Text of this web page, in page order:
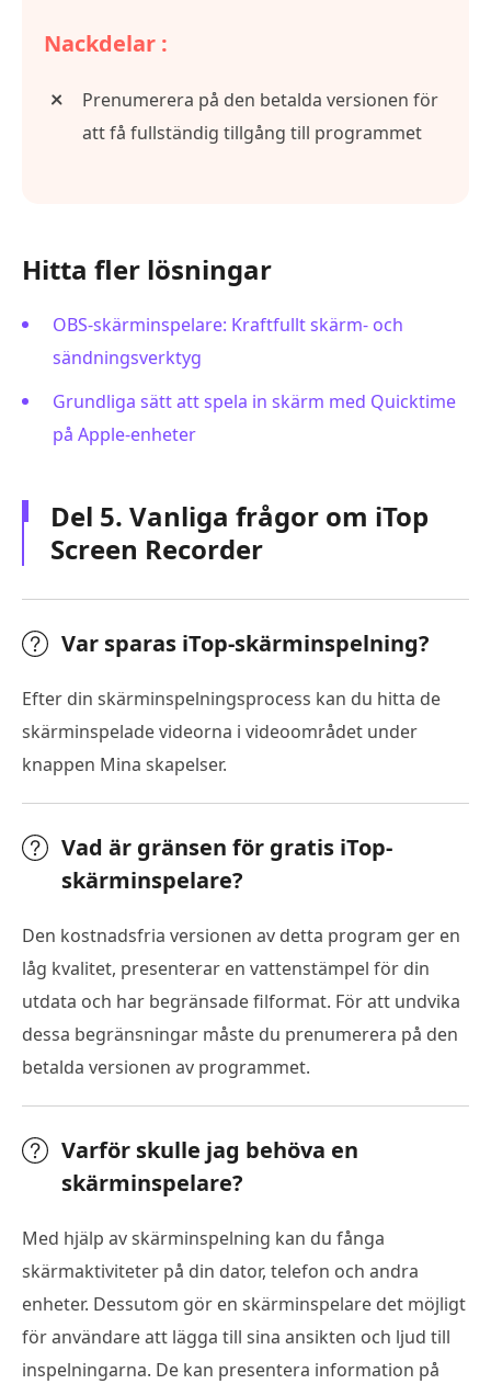
Nackdelar :
Prenumerera på den betalda versionen för
att få fullständig tillgång till programmet
Hitta fler lösningar
OBS-skärminspelare: Kraftfullt skärm- och
sändningsverktyg
Grundliga sätt att spela in skärm med Quicktime
på Apple-enheter
Del 5. Vanliga frågor om iTop
Screen Recorder
Var sparas iTop-skärminspelning?
Efter din skärminspelningsprocess kan du hitta de
skärminspelade videorna i videoområdet under
knappen Mina skapelser.
Vad är gränsen för gratis iTop-
skärminspelare?
Den kostnadsfria versionen av detta program ger en
låg kvalitet, presenterar en vattenstämpel för din
utdata och har begränsade filformat. För att undvika
dessa begränsningar måste du prenumerera på den
betalda versionen av programmet.
Varför skulle jag behöva en
skärminspelare?
Med hjälp av skärminspelning kan du fånga
skärmaktiviteter på din dator, telefon och andra
enheter. Dessutom gör en skärminspelare det möjligt
för användare att lägga till sina ansikten och ljud till
inspelningarna. De kan presentera information på